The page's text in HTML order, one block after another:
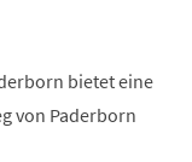
bietet eine
von Paderborn